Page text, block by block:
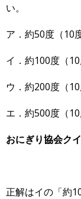
い。
ア．約50度（10
イ．約100度（
ウ．約200度（
エ．約500度（
おにぎり協会ク
正解はイの「約